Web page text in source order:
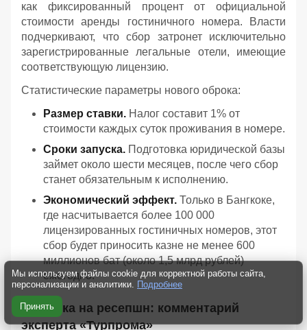
как фиксированный процент от официальной
стоимости аренды гостиничного номера. Власти
подчеркивают, что сбор затронет исключительно
зарегистрированные легальные отели, имеющие
соответствующую лицензию.
Статистические параметры нового оброка:
Размер ставки. Налог составит 1% от
стоимости каждых суток проживания в номере.
Сроки запуска. Подготовка юридической базы
займет около шести месяцев, после чего сбор
станет обязательным к исполнению.
Экономический эффект. Только в Бангкоке,
где насчитывается более 100 000
лицензированных гостиничных номеров, этот
сбор будет приносить казне не менее 600
миллионов бат (около 1,5 млрд рублей)
ежегодно.
Ловушка на ресепшн: комментарий
эксперта «Турпрома»
Мы используем файлы cookie для корректной работы сайта,
персонализации и аналитики. Подробнее
Принять